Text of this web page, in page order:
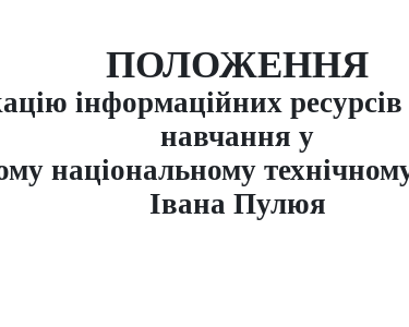
ПОЛОЖЕННЯ
інформаційних
навчання у
національному технічному
Івана Пулюя